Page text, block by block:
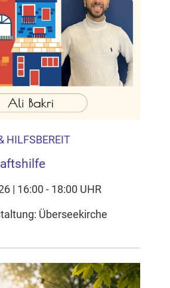
HILFSBEREIT
| 16:00 - 18:00 UHR
Überseekirche